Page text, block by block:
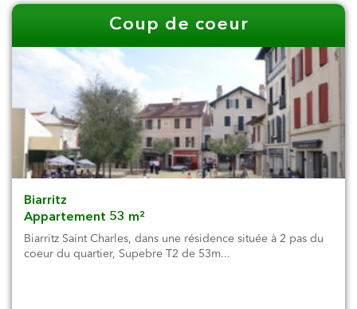
Coup de coeur
Biarritz
Appartement 53 m²
Biarritz Saint Charles, dans une résidence située à 2 pas du
coeur du quartier, Supebre T2 de 53m...